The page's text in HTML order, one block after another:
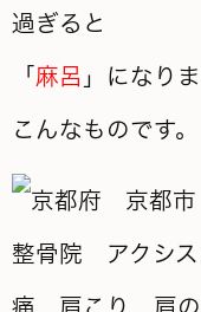
過ぎると
「 麻呂 」になり
こんなものです。